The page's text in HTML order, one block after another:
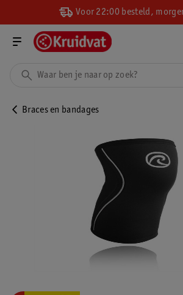
Voor 22:00 besteld,
Braces en bandages